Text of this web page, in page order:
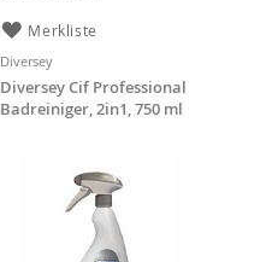
Merkliste
Diversey
Diversey Cif Professional
Badreiniger, 2in1, 750 ml